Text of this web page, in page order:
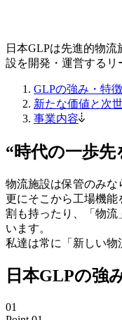
日本GLPは先進的物
設を開発・運営するリ
GLPの強み・特徴
新たな価値と次
事業内容
“時代の一歩先
物流施設は保管のみな
更にそこから工場機
割も持ったり、「物流
います。
私達は常に「新しい物
日本GLPの強
01